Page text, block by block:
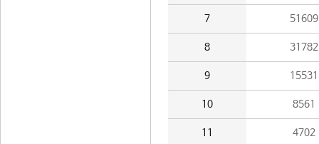
7 51609
8 31782
9 15531
10 8561
11 4702